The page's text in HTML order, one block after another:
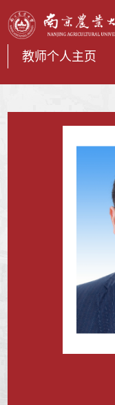
教师个人主页